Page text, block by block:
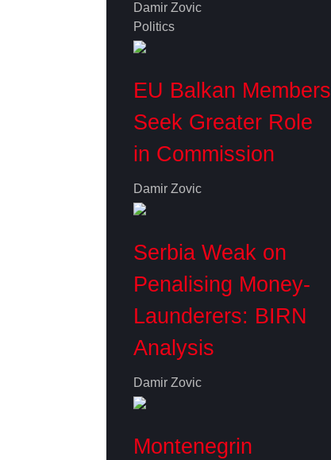
Damir Zovic
Politics
EU Balkan Members
Seek Greater Role
in Commission
Damir Zovic
Serbia Weak on
Penalising Money-
Launderers: BIRN
Analysis
Damir Zovic
Montenegrin